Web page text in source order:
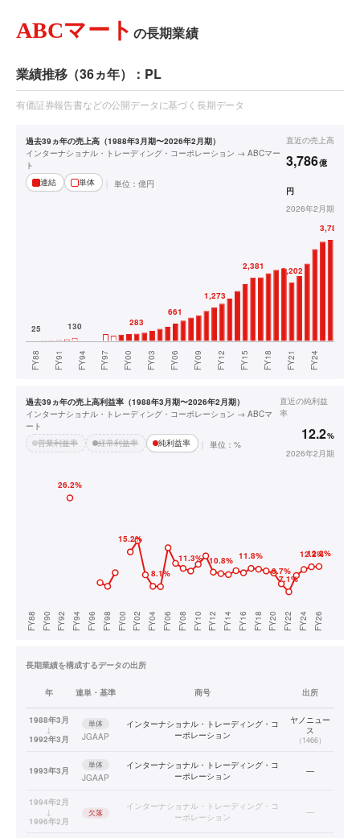
ABCマート の長期業績
業績推移（36ヵ年）：PL
有価証券報告書などの公開データに基づく長期データ
過去39ヵ年の売上高（1988年3月期〜2026年2月期）
インターナショナル・トレーディング・コーポレーション → ABCマー
ト
連結
単体 単位： 億円
直近の売上高
3,786億
円
2026年2月期
過去39ヵ年の売上高利益率（1988年3月期〜2026年2月期）
インターナショナル・トレーディング・コーポレーション → ABCマ
ート
営業利益率
経常利益率 純利益率 単位：%
直近の純利益
率
12.2%
2026年2月期
長期業績を構成するデータの出所
年 連単・基準 商号 出所
1988年3月
↓
1992年3月
単体
JGAAP
インターナショナル・トレーディング・コ
ーポレーション
ヤノニュー
ス
（1466）
1993年3月
単体
JGAAP
インターナショナル・トレーディング・コ
ーポレーション
—
1994年2月
↓
1996年2月
欠落
インターナショナル・トレーディング・コ
ーポレーション
—